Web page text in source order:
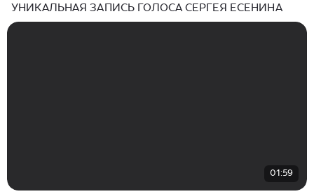
УНИКАЛЬНАЯ ЗАПИСЬ ГОЛОСА СЕРГЕЯ ЕСЕНИНА
01:59